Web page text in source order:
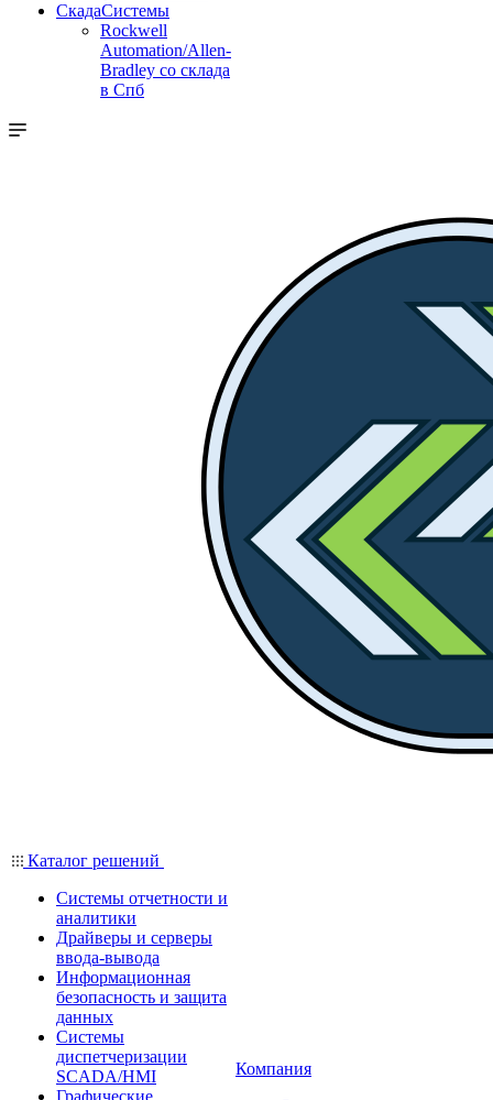
СкадаСистемы
Rockwell
Automation/Allen-
Bradley со склада
в Спб
Каталог решений
Системы отчетности и
аналитики
Драйверы и серверы
ввода-вывода
Информационная
безопасность и защита
данных
Системы
диспетчеризации
SCADA/HMI
Графические
Компания